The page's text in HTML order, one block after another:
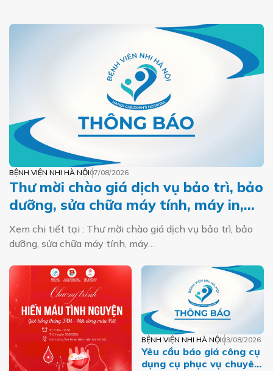
BỆNH VIỆN NHI HÀ NỘI07/08/2026
Thư mời chào giá dịch vụ bảo trì, bảo
dưỡng, sửa chữa máy tính, máy in,
máy photo năm 2026
Xem chi tiết tại : Thư mời chào giá dịch vụ bảo trì, bảo
dưỡng, sửa chữa máy tính, máy…
BỆNH VIỆN NHI HÀ NỘI03/08/2026
Yêu cầu báo giá công cụ
dụng cụ phục vụ chuyên